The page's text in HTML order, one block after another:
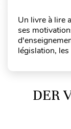
Un livre à lire
ses
législation,
DER